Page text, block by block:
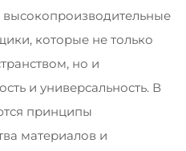
высокопроизводительные
которые не только
но и
и универсальность. В
принципы
материалов и